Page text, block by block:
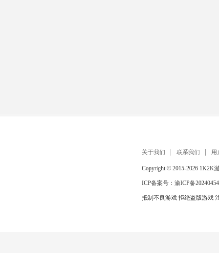
关于我们 联系我们 用
Copyright © 2015-2026 1K2K
ICP备案号： 渝ICP备
抵制不良游戏 拒绝盗版游戏